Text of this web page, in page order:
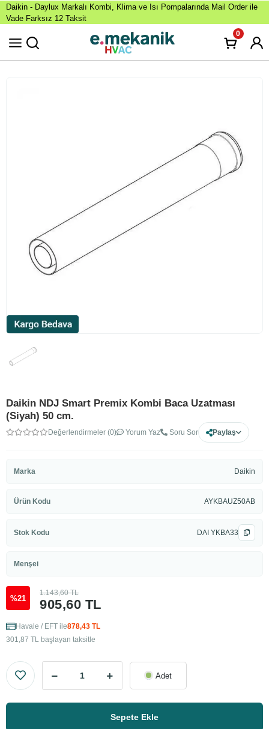
Daikin - Daylux Markalı Kombi, Klima ve Isı Pompalarında Mail Order ile
Vade Farksız 12 Taksit
0
Daikin NDJ Smart Premix Kombi Baca Uzatması
(Siyah) 50 cm.
Değerlendirmeler (0) Yorum Yaz Soru Sor Paylaş
Marka Daikin
Ürün Kodu AYKBAUZ50AB
Stok Kodu DAI YKBA33
Menşei
%21 905,60 TL
1.143,60 TL
Havale / EFT ile878,43 TL
301,87 TL başlayan taksitle
Adet
Sepete Ekle